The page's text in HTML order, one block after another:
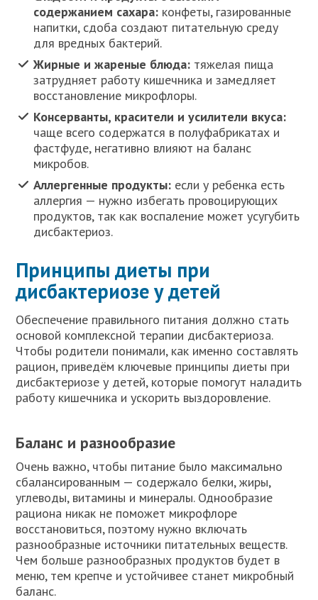
содержанием сахара: конфеты, газированные
напитки, сдоба создают питательную среду
для вредных бактерий.
Жирные и жареные блюда: тяжелая пища
затрудняет работу кишечника и замедляет
восстановление микрофлоры.
Консерванты, красители и усилители вкуса:
чаще всего содержатся в полуфабрикатах и
фастфуде, негативно влияют на баланс
микробов.
Аллергенные продукты: если у ребенка есть
аллергия — нужно избегать провоцирующих
продуктов, так как воспаление может усугубить
дисбактериоз.
Принципы диеты при
дисбактериозе у детей
Обеспечение правильного питания должно стать
основой комплексной терапии дисбактериоза.
Чтобы родители понимали, как именно составлять
рацион, приведём ключевые принципы диеты при
дисбактериозе у детей, которые помогут наладить
работу кишечника и ускорить выздоровление.
Баланс и разнообразие
Очень важно, чтобы питание было максимально
сбалансированным — содержало белки, жиры,
углеводы, витамины и минералы. Однообразие
рациона никак не поможет микрофлоре
восстановиться, поэтому нужно включать
разнообразные источники питательных веществ.
Чем больше разнообразных продуктов будет в
меню, тем крепче и устойчивее станет микробный
баланс.